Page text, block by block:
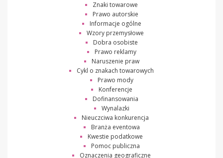
Znaki towarowe
Prawo autorskie
Informacje ogólne
Wzory przemysłowe
Dobra osobiste
Prawo reklamy
Naruszenie praw
Cykl o znakach towarowych
Prawo mody
Konferencje
Dofinansowania
Wynalazki
Nieuczciwa konkurencja
Branża eventowa
Kwestie podatkowe
Pomoc publiczna
Oznaczenia geograficzne